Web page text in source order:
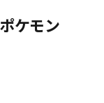
ケモン